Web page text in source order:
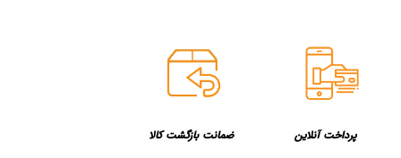
پرداخت آنلاین ضمانت بازگشت کالا